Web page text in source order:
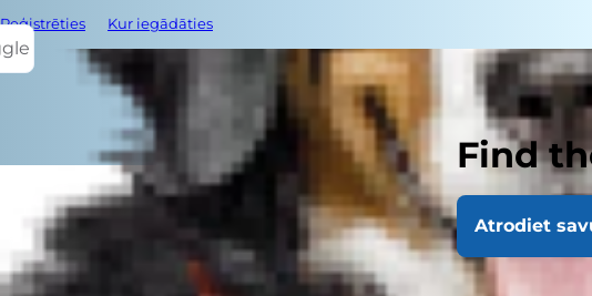
Reģistrēties Kur iegādāties
Find
Atrodiet
Vai jums šķiet, ka jūsu
socializēties. Ilgi sēžot